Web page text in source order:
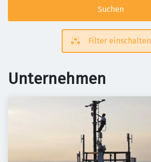
Suchen
Filter einschalten
Unternehmen